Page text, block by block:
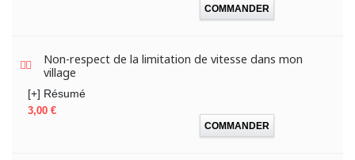
COMMANDER
Non-respect de la limitation de vitesse dans mon
village
[+] Résumé
Prix
3,00 €
COMMANDER